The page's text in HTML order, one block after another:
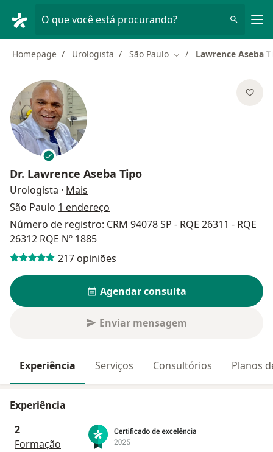
O que você está procurando?
Homepage Urologista São Paulo Mudar de cidade
Lawrence Aseba
Dr. Lawrence Aseba Tipo
Urologista · Mais
São Paulo 1 endereço
Número de registro: CRM 94078 SP - RQE 26311 - RQE
26312 RQE Nº 1885
217 opiniões
Agendar consulta
Enviar mensagem
Experiência Serviços Consultórios Planos
Experiência
2
Formação